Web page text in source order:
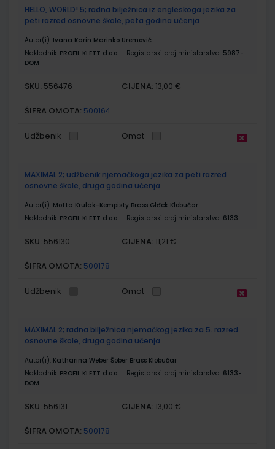
HELLO, WORLD! 5; radna bilježnica iz engleskoga jezika za
peti razred osnovne škole, peta godina učenja
Autor(i): Ivana Karin Marinko Uremović
Nakladnik: PROFIL KLETT d.o.o. Registarski broj ministarstva: 5987-
DOM
SKU: 556476 CIJENA: 13,00 €
ŠIFRA OMOTA: 500164
Udžbenik Omot
MAXIMAL 2; udžbenik njemačkoga jezika za peti razred
osnovne škole, druga godina učenja
Autor(i): Motta Krulak-Kempisty Brass Glđck Klobučar
Nakladnik: PROFIL KLETT d.o.o. Registarski broj ministarstva: 6133
SKU: 556130 CIJENA: 11,21 €
ŠIFRA OMOTA: 500178
Udžbenik Omot
MAXIMAL 2; radna bilježnica njemačkog jezika za 5. razred
osnovne škole, druga godina učenja
Autor(i): Katharina Weber Šober Brass Klobučar
Nakladnik: PROFIL KLETT d.o.o. Registarski broj ministarstva: 6133-
DOM
SKU: 556131 CIJENA: 13,00 €
ŠIFRA OMOTA: 500178